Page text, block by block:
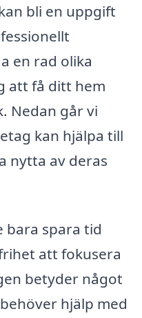
bli en uppgift
en rad olika
att få ditt hem
Nedan går vi
kan hjälpa till
nytta av deras
bara spara tid
att fokusera
betyder något
hjälp med